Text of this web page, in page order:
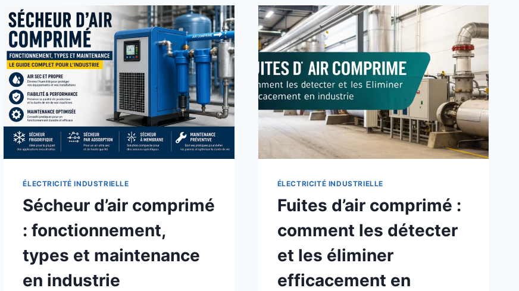
RÔLE
CRITIQUE,
FONCTIONNEMENT
ET
SÉCURITÉ
ÉLECTRIQUE
ASTUCES
POUR
RÉDUIRE
VOTRE
FACTURE
ÉLECTRICITÉ INDUSTRIELLE
Sécheur d’air comprimé
: fonctionnement,
types et maintenance
en industrie
ÉLECTRICITÉ INDUSTRIELLE
Fuites d’air comprimé :
comment les détecter
et les éliminer
efficacement en